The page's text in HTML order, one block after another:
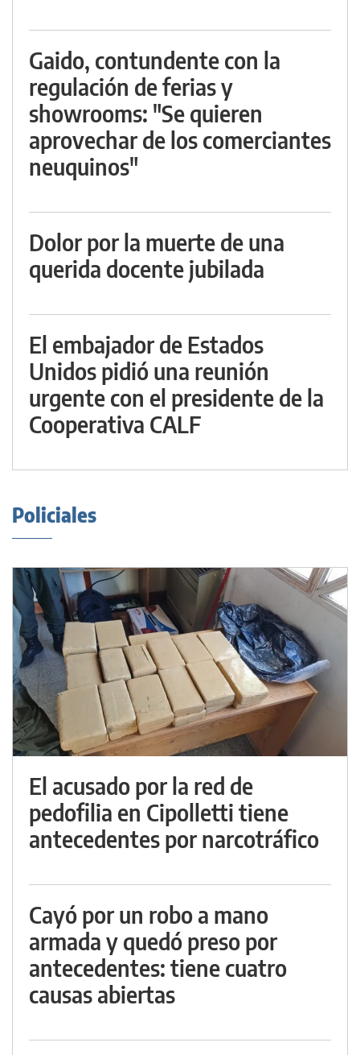
Gaido, contundente con la
regulación de ferias y
showrooms: "Se quieren
aprovechar de los comerciantes
neuquinos"
Dolor por la muerte de una
querida docente jubilada
El embajador de Estados
Unidos pidió una reunión
urgente con el presidente de la
Cooperativa CALF
Policiales
El acusado por la red de
pedofilia en Cipolletti tiene
antecedentes por narcotráfico
Cayó por un robo a mano
armada y quedó preso por
antecedentes: tiene cuatro
causas abiertas